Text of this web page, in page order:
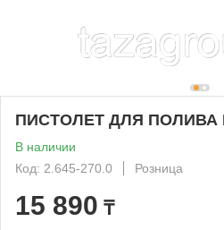
ПИСТОЛЕТ ДЛЯ ПОЛИВА
В наличии
Код: 2.645-270.0
Розница
15 890 ₸